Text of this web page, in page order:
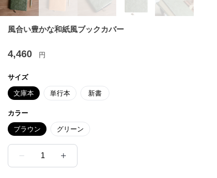
風合い豊かな和紙風ブックカバー
4,460 円
サイズ
文庫本 単行本 新書
カラー
ブラウン グリーン
1